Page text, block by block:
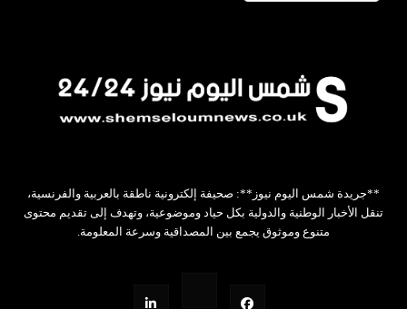
**جريدة شمس اليوم نيوز**: صحيفة إلكترونية ناطقة بالعربية والفرنسية،
تنقل الأخبار الوطنية والدولية بكل حياد وموضوعية، وتهدف إلى تقديم محتوى
متنوع وموثوق يجمع بين المصداقية وسرعة المعلومة.